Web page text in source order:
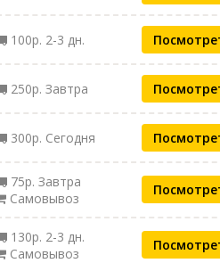
100р. 2-3 дн.
250р. Завтра
300р. Сегодня
75р. Завтра
Самовывоз
130р. 2-3 дн.
Самовывоз